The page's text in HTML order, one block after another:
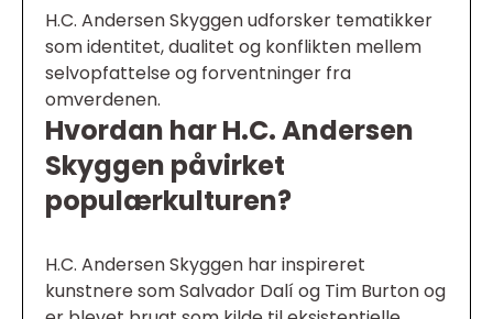
H.C. Andersen Skyggen udforsker tematikker
som identitet, dualitet og konflikten mellem
selvopfattelse og forventninger fra
omverdenen.
Hvordan har H.C. Andersen
Skyggen påvirket
populærkulturen?
H.C. Andersen Skyggen har inspireret
kunstnere som Salvador Dalí og Tim Burton og